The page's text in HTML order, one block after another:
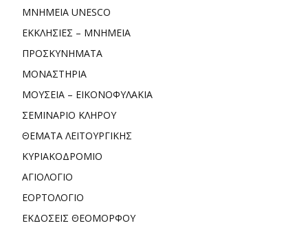
ΜΝΗΜΕΙΑ UNESCO
ΕΚΚΛΗΣΙΕΣ – ΜΝΗΜΕΙΑ
ΠΡΟΣΚΥΝΗΜΑΤΑ
ΜΟΝΑΣΤΗΡΙΑ
ΜΟΥΣΕΙΑ – ΕΙΚΟΝΟΦΥΛΑΚΙΑ
ΣΕΜΙΝΑΡΙΟ ΚΛΗΡΟΥ
ΘΕΜΑΤΑ ΛΕΙΤΟΥΡΓΙΚΗΣ
ΚΥΡΙΑΚΟΔΡΟΜΙΟ
ΑΓΙΟΛΟΓΙΟ
ΕΟΡΤΟΛΟΓΙΟ
ΕΚΔΟΣΕΙΣ ΘΕΟΜΟΡΦΟΥ